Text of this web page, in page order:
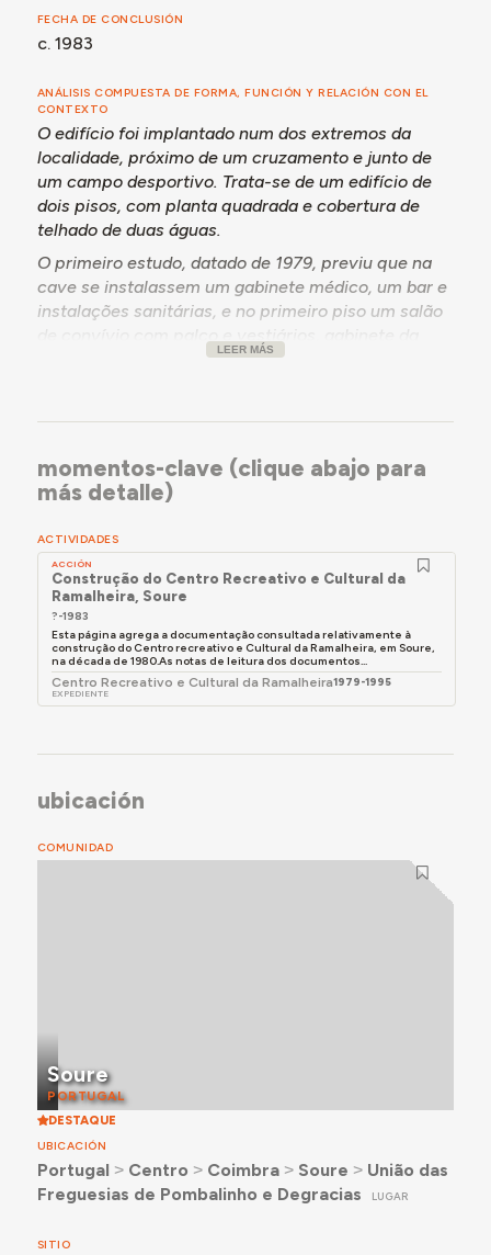
FECHA DE CONCLUSIÓN
c. 1983
ANÁLISIS COMPUESTA DE FORMA, FUNCIÓN Y RELACIÓN CON EL
CONTEXTO
O edifício foi implantado num dos extremos da
localidade, próximo de um cruzamento e junto de
um campo desportivo. Trata-se de um edifício de
dois pisos, com planta quadrada e cobertura de
telhado de duas águas.
O primeiro estudo, datado de 1979, previu que na
cave se instalassem um gabinete médico, um bar e
instalações sanitárias, e no primeiro piso um salão
direção e biblioteca. Em 1995, planeando-se uma
convívio, que se pretendia aumentar.
LEER MÁS
momentos-clave (clique abajo para
más detalle)
ACTIVIDADES
ACCIÓN
Construção do Centro Recreativo e Cultural da
Ramalheira, Soure
?-1983
Esta página agrega a documentação consultada relativamente à
construção do Centro recreativo e Cultural da Ramalheira, em Soure,
na década de 1980.As notas de leitura dos documentos...
Centro Recreativo e Cultural da Ramalheira1979-1995
EXPEDIENTE
ubicación
COMUNIDAD
Soure
PORTUGAL
DESTAQUE
UBICACIÓN
Portugal ˃ Centro ˃ Coimbra˃ Soure ˃ União das
Freguesias de Pombalinho e Degracias
LUGAR
SITIO